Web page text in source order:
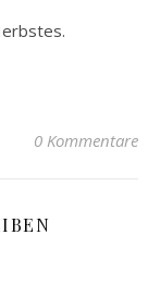
0 Kommentare